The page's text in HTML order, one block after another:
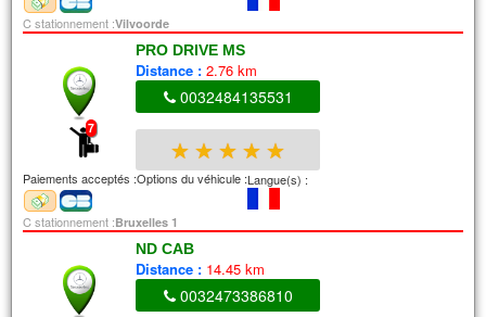
C stationnement :Vilvoorde
7
PRO DRIVE MS
Distance : 2.76 km
0032484135531
★ ★ ★ ★ ★
Paiements acceptés :Options du véhicule :Langue(s) :
C stationnement :Bruxelles 1
ND CAB
Distance : 14.45 km
0032473386810